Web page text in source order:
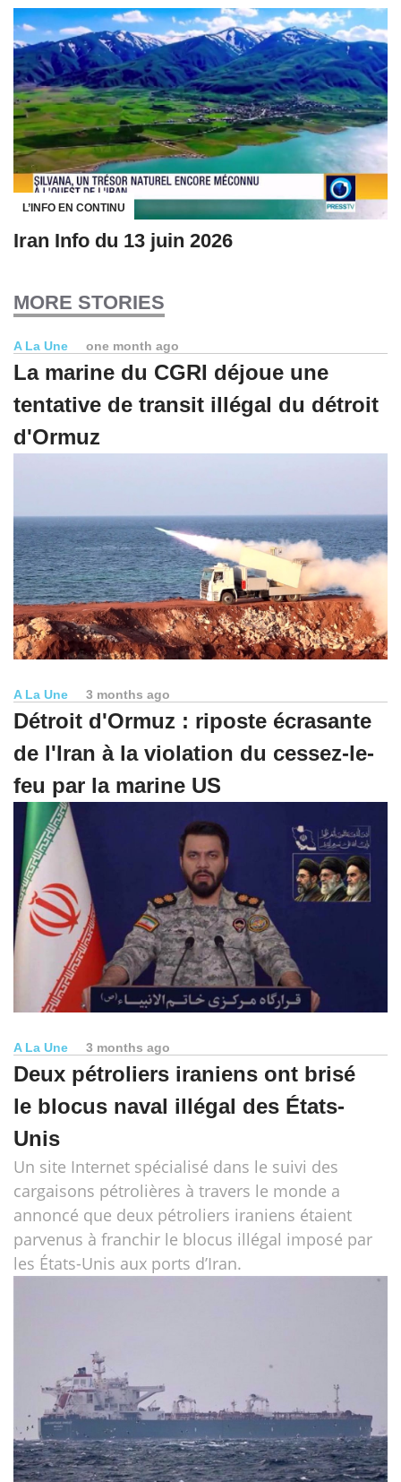
L’INFO EN CONTINU
Iran Info du 13 juin 2026
MORE STORIES
A La Une one month ago
La marine du CGRI déjoue une
tentative de transit illégal du détroit
d'Ormuz
A La Une 3 months ago
Détroit d'Ormuz : riposte écrasante
de l'Iran à la violation du cessez-le-
feu par la marine US
A La Une 3 months ago
Deux pétroliers iraniens ont brisé
le blocus naval illégal des États-
Unis
Un site Internet spécialisé dans le suivi des
cargaisons pétrolières à travers le monde a
annoncé que deux pétroliers iraniens étaient
parvenus à franchir le blocus illégal imposé par
les États-Unis aux ports d’Iran.